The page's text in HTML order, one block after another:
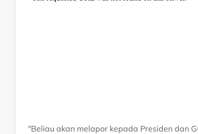
"Beliau akan melapor kepada Presiden dan